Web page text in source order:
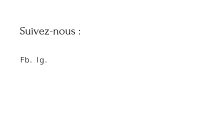
Suivez-nous :
Fb. Ig.